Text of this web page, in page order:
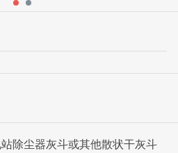
除尘器灰斗或其他散状干灰斗